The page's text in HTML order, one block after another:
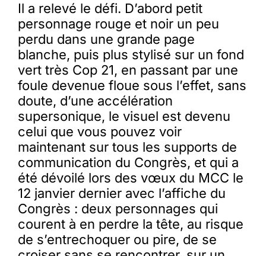
Il a relevé le défi. D’abord petit
personnage rouge et noir un peu
perdu dans une grande page
blanche, puis plus stylisé sur un fond
vert très Cop 21, en passant par une
foule devenue floue sous l’effet, sans
doute, d’une accélération
supersonique, le visuel est devenu
celui que vous pouvez voir
maintenant sur tous les supports de
communication du Congrès, et qui a
été dévoilé lors des vœux du MCC le
12 janvier dernier avec l’affiche du
Congrès : deux personnages qui
courent à en perdre la tête, au risque
de s’entrechoquer ou pire, de se